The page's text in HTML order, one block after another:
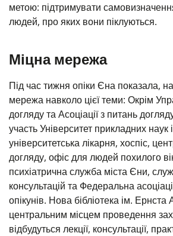
метою: підтримувати
людей, про яких вони піклуються.
Міцна мережа
Під час тижня опіки Єна показала,
мережа навколо цієї теми: Окрім
догляду та Асоціації з питань
участь Університет прикладних
університетська лікарня, хоспіс,
догляду, офіс для людей похилого
психіатрична служба міста Єни,
консультацій та Федеральна
опікунів. Нова бібліотека ім.
центральним місцем проведення
відбудуться лекції, консультації,